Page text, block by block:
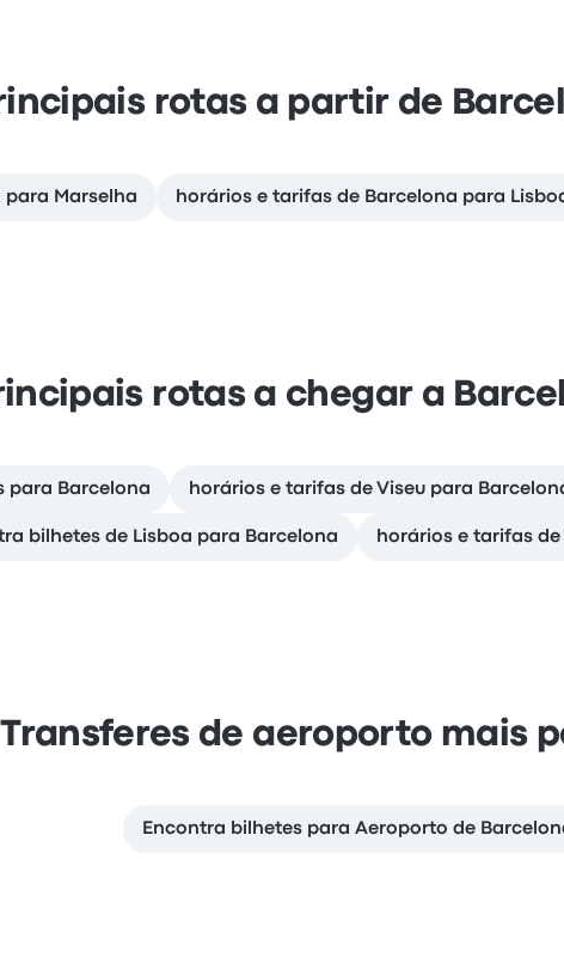
rotas a partir de
para Marselha horários e tarifas de Barcelona para
rotas a chegar a
para Barcelona horários e tarifas de Viseu para
bilhetes de Lisboa para Barcelona horários e tarifas
Transferes de aeroporto mais
Encontra bilhetes para Aeroporto de